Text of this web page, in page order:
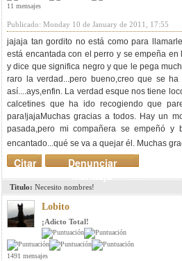
11 mensajes
Publicado: Monday 10 de January de 2011, 17:55
jajaja tan gordito no está como para
está encantada con el perro y se empeña
y dice que significa negro y que le pega
raro la verdad...pero bueno,creo que se
así....ays,enfin. La verdad esque nos tiene
calcetines que ha ido recogiendo que
para!jajaMuchas gracias a todos. Hay un
pasada,pero mi compañera se empeñó y
encantado...qué se va a quejar él. Muchas
Denunciar
mensaje
Citar
Titulo: Necesito nombres!
Lobito
¡Adicto Total!
1491 mensajes